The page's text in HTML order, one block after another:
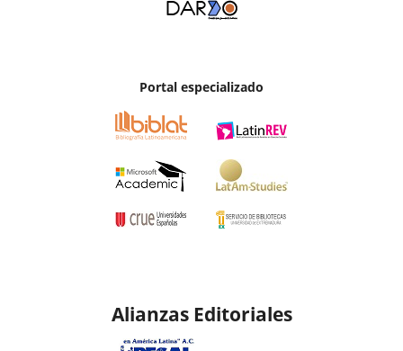
Portal especializado
Alianzas Editoriales